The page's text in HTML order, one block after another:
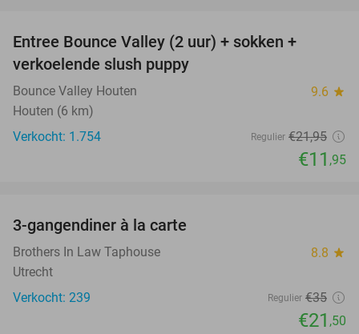
Entree Bounce Valley (2 uur) + sokken +
verkoelende slush puppy
Bounce Valley Houten 9.6 star
Houten (6 km)
Verkocht: 1.754
Regulier €21,95
€11 ,95
3-gangendiner à la carte
Brothers In Law Taphouse 8.8 star
Utrecht
Verkocht: 239
Regulier €35
€21 ,50